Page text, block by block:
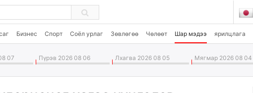
Бизнес Спорт Соёл урлаг Зөвлөгөө Чөлөөт Шар мэдээ ярилцлага
07 Пүрэв 2026 08 06 Лхагва 2026 08 05 Мягмар 2026 08 04